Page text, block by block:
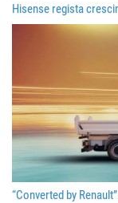
Hisense regista
“Converted by